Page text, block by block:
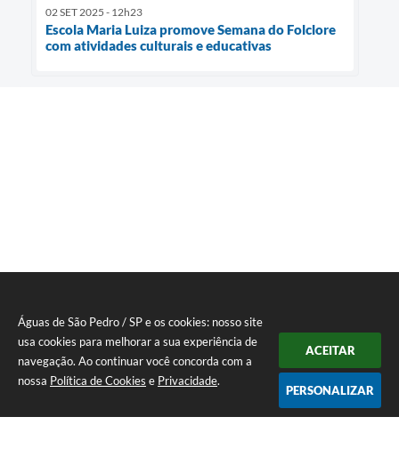
Águas de São Pedro / SP e os cookies: nosso site
usa cookies para melhorar a sua experiência de
navegação. Ao continuar você concorda com a
nossa Política de Cookies e Privacidade.
ACEITAR
PERSONALIZAR
02 SET 2025 - 12h23
Escola Maria Luiza promove Semana do Folclore
com atividades culturais e educativas